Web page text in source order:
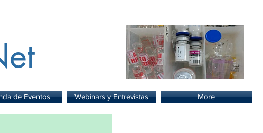
de Eventos Webinars y Entrevistas More